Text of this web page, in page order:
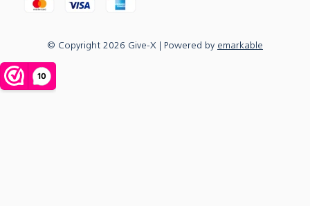
© Copyright 2026 Give-X | Powered by emarkable